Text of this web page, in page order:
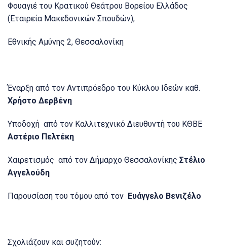
Φουαγιέ του Κρατικού Θεάτρου Βορείου Ελλάδος
(Εταιρεία Μακεδονικών Σπουδών),
Εθνικής Αμύνης 2, Θεσσαλονίκη
Έναρξη από τον Αντιπρόεδρο του Κύκλου Ιδεών καθ.
Χρήστο Δερβένη
Υποδοχή από τον Καλλιτεχνικό Διευθυντή του ΚΘΒΕ
Αστέριο Πελτέκη
Χαιρετισμός από τον Δήμαρχο Θεσσαλονίκης Στέλιο
Αγγελούδη
Παρουσίαση του τόμου από τον Ευάγγελο Βενιζέλο
Σχολιάζουν και συζητούν: